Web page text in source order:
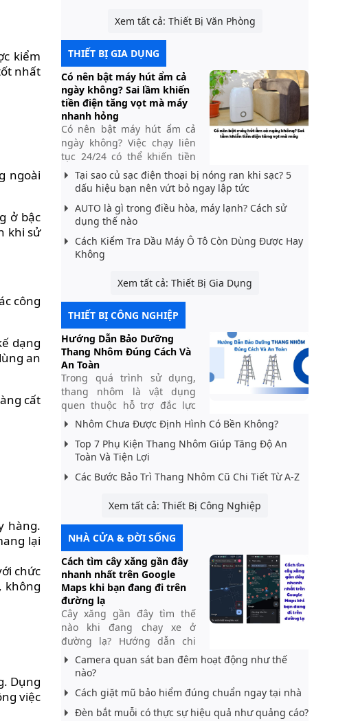
kiểm
nhất
ngoài
ở bậc
khi sử
công
dạng
an
cất
hàng.
lại
chức
không
Dụng
việc
Xem tất cả: Thiết Bị Văn Phòng
THIẾT BỊ GIA DỤNG
Có nên bật máy hút ẩm cả
ngày không? Sai lầm khiến
tiền điện tăng vọt mà máy
nhanh hỏng
Có nên bật máy hút ẩm cả
ngày không? Việc chạy liên
tục 24/24 có thể khiến tiền
điện tăng cao, máy quá tải
và giảm tuổi thọ. Tìm hiểu
và bền máy.
Tại sao củ sạc điện thoại bị nóng ran khi sạc? 5
dấu hiệu bạn nên vứt bỏ ngay lập tức
AUTO là gì trong điều hòa, máy lạnh? Cách sử
dụng thế nào
Cách Kiểm Tra Dầu Máy Ô Tô Còn Dùng Được Hay
Không
Xem tất cả: Thiết Bị Gia Dụng
THIẾT BỊ CÔNG NGHIỆP
Hướng Dẫn Bảo Dưỡng
Thang Nhôm Đúng Cách Và
An Toàn
Trong quá trình sử dụng,
thang nhôm là vật dụng
quen thuộc hỗ trợ đắc lực
cho gia đình, công trình hay
văn phòng. Tuy nhiên, để
thang luôn hoạt động bền bỉ
và đảm bảo an toàn khi sử
dụng, việc bảo dưỡng thang
trọng. Nhiều...
Nhôm Chưa Được Định Hình Có Bền Không?
Top 7 Phụ Kiện Thang Nhôm Giúp Tăng Độ An
Toàn Và Tiện Lợi
Các Bước Bảo Trì Thang Nhôm Cũ Chi Tiết Từ A-Z
Xem tất cả: Thiết Bị Công Nghiệp
NHÀ CỬA & ĐỜI SỐNG
Cách tìm cây xăng gần đây
nhanh nhất trên Google
Maps khi bạn đang đi trên
đường lạ
Cây xăng gần đây tìm thế
nào khi đang chạy xe ở
đường lạ? Hướng dẫn chi
tiết cách tra cứu trên Google
Maps, lọc theo khoảng cách,
hết xăng giữa đường.
Camera quan sát ban đêm hoạt động như thế
nào?
Cách giặt mũ bảo hiểm đúng chuẩn ngay tại nhà
Đèn bắt muỗi có thực sự hiệu quả như quảng cáo?